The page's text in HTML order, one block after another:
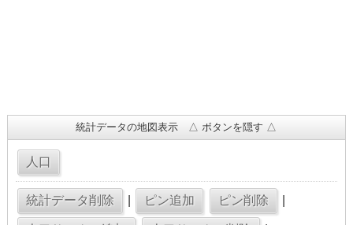
統計データの地図表示 △ ボタンを隠す △